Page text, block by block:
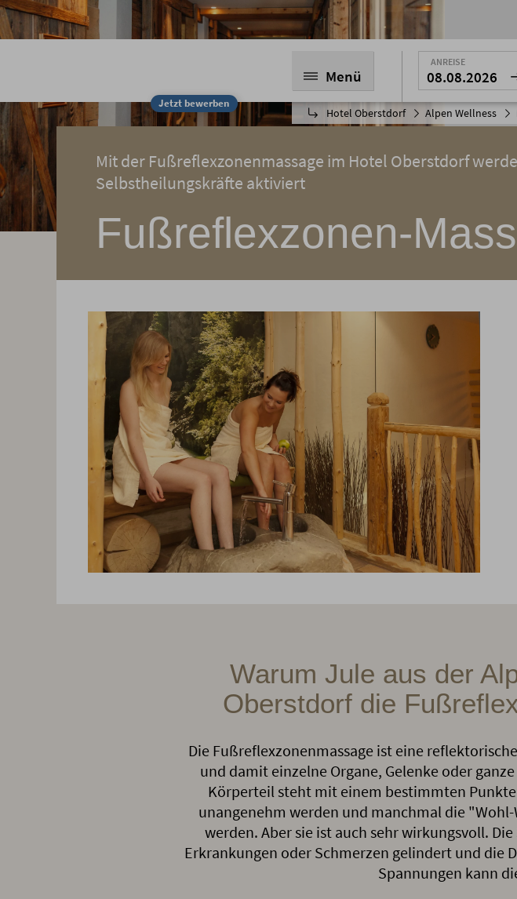
Jetzt bewerben
Menü
Hotel Oberstdorf Alpen Wellness
ANREISE
08.08.2026
Mit der Fußreflexzonenmassage im Hotel Oberstdorf
Selbstheilungskräfte aktiviert
Fußreflexzonen-
Warum Jule aus der
Oberstdorf die
Die Fußreflexzonenmassage ist eine
und damit einzelne Organe, Gelenke oder
Körperteil steht mit einem bestimmten
unangenehm werden und manchmal die
werden. Aber sie ist auch sehr wirkungsvoll.
Erkrankungen oder Schmerzen gelindert und die
Spannungen kann